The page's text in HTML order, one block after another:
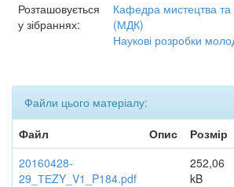
Розташовується
у зібраннях:
Кафедра мистецтва
(МДК)
Наукові розробки
Файли цього матеріалу:
Файл
Опис Розмір
20160428-
29_ТЕZY_V1_P184.pdf
252,06
kB